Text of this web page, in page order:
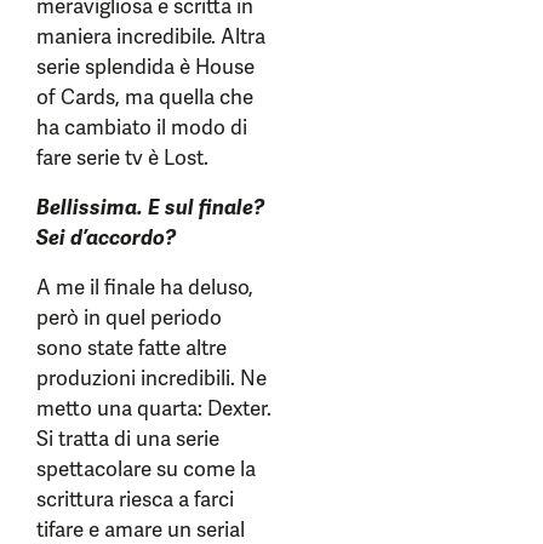
meravigliosa e scritta in
maniera incredibile. Altra
serie splendida è House
of Cards, ma quella che
ha cambiato il modo di
fare serie tv è Lost.
Bellissima. E sul finale?
Sei d’accordo?
A me il finale ha deluso,
però in quel periodo
sono state fatte altre
produzioni incredibili. Ne
metto una quarta: Dexter.
Si tratta di una serie
spettacolare su come la
scrittura riesca a farci
tifare e amare un serial